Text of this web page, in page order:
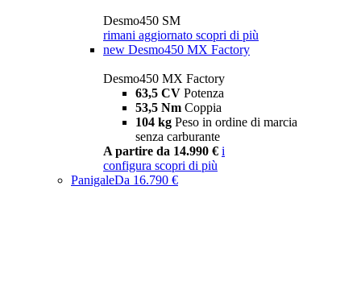
Desmo450 SM
rimani aggiornato scopri di più
new Desmo450 MX Factory
Desmo450 MX Factory
63,5 CV Potenza
53,5 Nm Coppia
104 kg Peso in ordine di marcia
senza carburante
A partire da 14.990 € i
configura scopri di più
PanigaleDa 16.790 €